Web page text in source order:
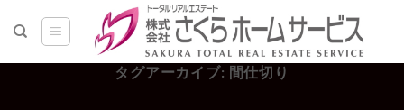
タグアーカイブ: 間仕切り